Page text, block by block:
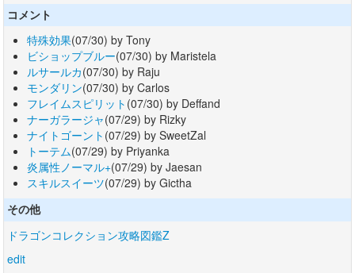
コメント
特殊効果(07/30) by Tony
ビショップブルー(07/30) by Maristela
ルサールカ(07/30) by Raju
モンダリン(07/30) by Carlos
フレイムスピリット (07/30) by Deffand
ナーガラージャ(07/29) by Rizky
ナイトゴーント (07/29) by SweetZal
トーテム(07/29) by Priyanka
炎属性ノーマル+(07/29) by Jaesan
スキルスイーツ(07/29) by Gictha
その他
ドラゴンコレクション攻略図鑑Z
edit